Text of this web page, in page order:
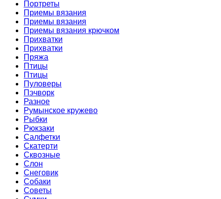
Портреты
Приемы вязания
Приемы вязания
Приемы вязания крючком
Прихватки
Прихватки
Пряжа
Птицы
Птицы
Пуловеры
Пэчворк
Разное
Румынское кружево
Рыбки
Рюкзаки
Салфетки
Скатерти
Сквозные
Слон
Снеговик
Собаки
Советы